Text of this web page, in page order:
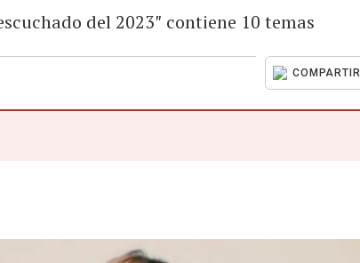
del 2023″ contiene 10 temas
COMPARTIR